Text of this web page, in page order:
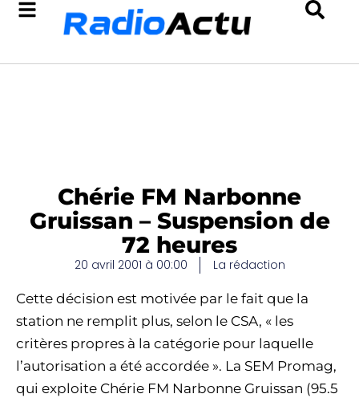
Chérie FM Narbonne
Gruissan – Suspension de
72 heures
20 avril 2001 à 00:00 La rédaction
Cette décision est motivée par le fait que la
station ne remplit plus, selon le CSA, « les
critères propres à la catégorie pour laquelle
l’autorisation a été accordée ». La SEM Promag,
qui exploite Chérie FM Narbonne Gruissan (95.5